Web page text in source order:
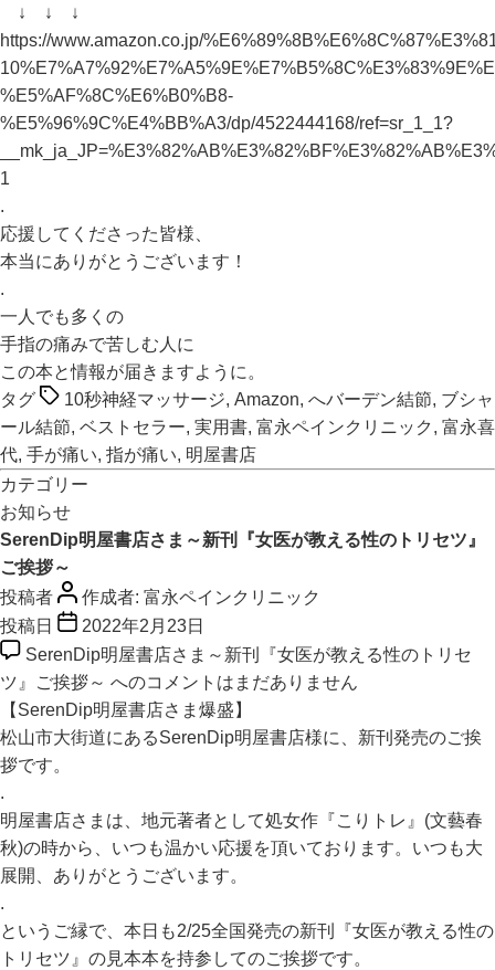
↓ ↓ ↓
https://www.amazon.co.jp/
%E5%AF%8C%E6%B0%B8-
%E5%96%9C%E4%BB%A3/dp/4522444168/ref=sr_1_1?
1
.
応援してくださった皆様、
本当にありがとうございます！
.
一人でも多くの
手指の痛みで苦しむ人に
この本と情報が届きますように。
タグ
10秒神経マッサージ, Amazon, へバーデン結節, ブシャ
ール結節, ベストセラー, 実用書, 富永ペインクリニック , 富永喜
代, 手が痛い, 指が痛い, 明屋書店
カテゴリー
お知らせ
SerenDip明屋書店さま～新刊『女医が教える性のトリセツ』
ご挨拶～
投稿者
作成者: 富永ペインクリニック
投稿日
2022年2月23日
SerenDip明屋書店さま～新刊『女医が教える性のトリセ
ツ』ご挨拶～ へのコメントはまだありません
【SerenDip明屋書店さま爆盛】
松山市大街道にあるSerenDip明屋書店様に、新刊発売のご挨
拶です。
.
明屋書店さまは、地元著者として処女作『こりトレ』(文藝春
秋)の時から、いつも温かい応援を頂いております。いつも大
展開、ありがとうございます。
.
というご縁で、本日も2/25全国発売の新刊『女医が教える性の
トリセツ』の見本本を持参してのご挨拶です。